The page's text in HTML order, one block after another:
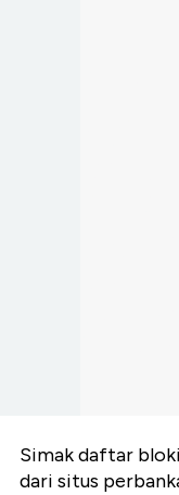
Simak daftar
dari situs